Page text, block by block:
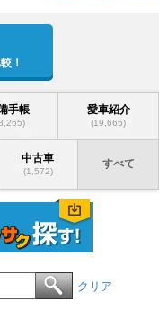
！
手帳 愛車紹介
(19,665)
中古車
(1,572)
すべて
クリア